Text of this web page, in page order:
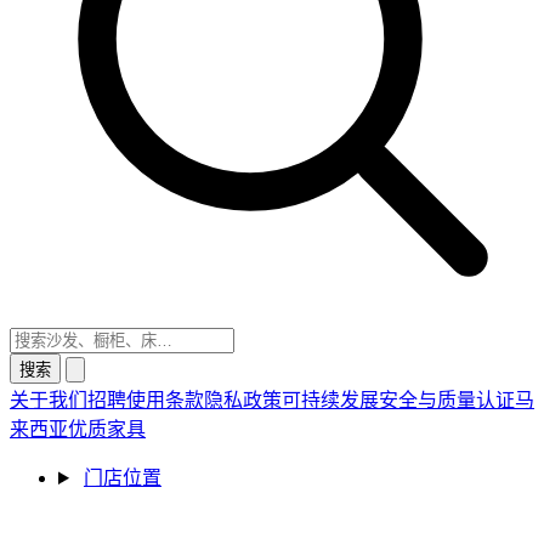
搜索
关于我们 招聘使用条款隐私政策可持续发展安全与质量认证马
来西亚优质家具
门店位置